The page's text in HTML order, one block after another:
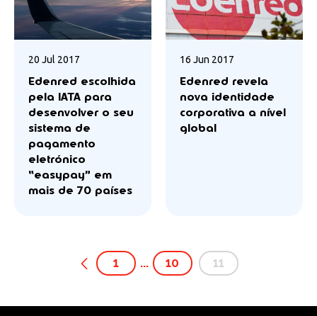
20 Jul 2017
Edenred escolhida
pela IATA para
desenvolver o seu
sistema de
pagamento
eletrónico
“easypay” em
mais de 70 países
16 Jun 2017
Edenred revela
nova identidade
corporativa a nível
global
1 … 10 11